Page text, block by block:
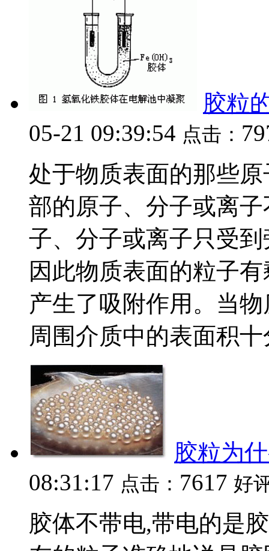
胶粒
05-21 09:39:54 点击：
处于物质表面的那些
部的原子、分子或离
子、分子或离子只受
因此物质表面的粒子
产生了吸附作用。当
周围介质中的表面积
胶粒为
08:31:17 点击： 7617 好
胶体不带电,带电的是